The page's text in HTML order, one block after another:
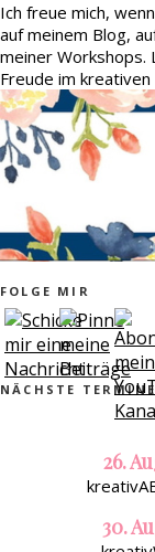
Ich freue mich,
auf meinem Blog,
meiner Workshops.
Freude im kreativen
FOLGE MIR
NÄCHSTE
26.
30.